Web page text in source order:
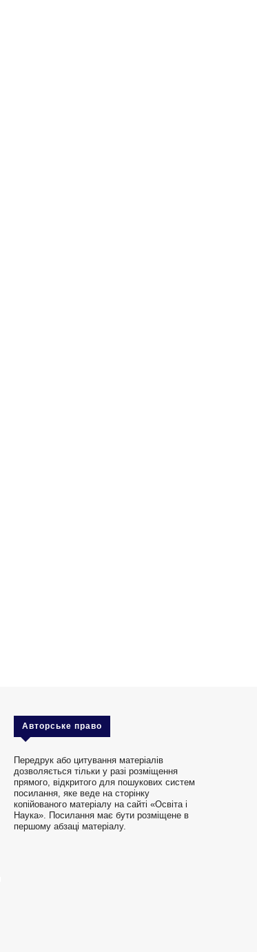
Авторське право
Передрук або цитування матеріалів
дозволяється тільки у разі розміщення
прямого, відкритого для пошукових систем
посилання, яке веде на сторінку
копійованого матеріалу на сайті «Освіта і
Наука». Посилання має бути розміщене в
першому абзаці матеріалу.